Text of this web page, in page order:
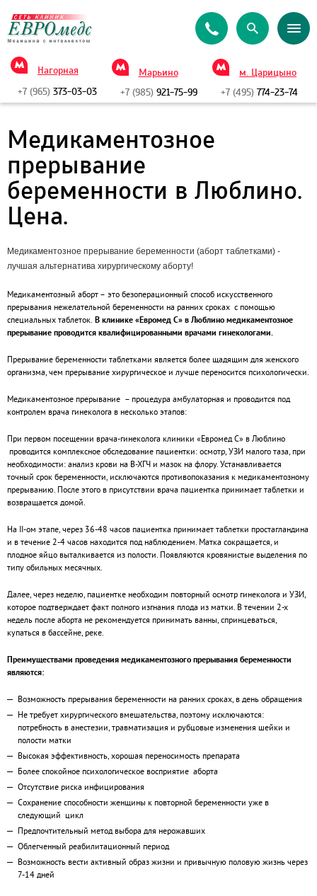
Нагорная
+7 (965) 373-03-03
Марьино
+7 (985)921-75-99
м. Царицыно
+7 (495) 774-23-74
Медикаментозное
прерывание
беременности в Люблино.
Цена.
Медикаментозное прерывание беременности (аборт таблетками) -
лучшая альтернатива хирургическому аборту!
Медикаментозный аборт – это безоперационный способ искусственного
прерывания нежелательной беременности на ранних сроках с помощью
специальных таблеток. В клинике «Евромед С» в Люблино медикаментозное
прерывание проводится квалифицированными врачами гинекологами.
Прерывание беременности таблетками является более щадящим для женского
организма, чем прерывание хирургическое и лучше переносится психологически.
Медикаментозное прерывание – процедура амбулаторная и проводится под
контролем врача гинеколога в несколько этапов:
При первом посещении врача-гинеколога клиники «Евромед С» в Люблино
проводится комплексное обследование пациентки: осмотр, УЗИ малого таза, при
необходимости: анализ крови на В-ХГЧ и мазок на флору. Устанавливается
точный срок беременности, исключаются противопоказания к медикаментозному
прерыванию. После этого в присутствии врача пациентка принимает таблетки и
возвращается домой.
На II-ом этапе, через 36-48 часов пациентка принимает таблетки простагландина
и в течение 2-4 часов находится под наблюдением. Матка сокращается, и
плодное яйцо выталкивается из полости. Появляются кровянистые выделения по
типу обильных месячных.
Далее, через неделю, пациентке необходим повторный осмотр гинеколога и УЗИ,
которое подтверждает факт полного изгнания плода из матки. В течении 2-х
недель после аборта не рекомендуется принимать ванны, спринцеваться,
купаться в бассейне, реке.
Преимуществами проведения медикаментозного прерывания беременности
являются:
Возможность прерывания беременности на ранних сроках, в день обращения
Не требует хирургического вмешательства, поэтому исключаются:
потребность в анестезии, травматизация и рубцовые изменения шейки и
полости матки
Высокая эффективность, хорошая переносимость препарата
Более спокойное психологическое восприятие аборта
Отсутствие риска инфицирования
Сохранение способности женщины к повторной беременности уже в
следующий цикл
Предпочтительный метод выбора для нерожавших
Облегченный реабилитационный период
Возможность вести активный образ жизни и привычную половую жизнь через
7-14 дней